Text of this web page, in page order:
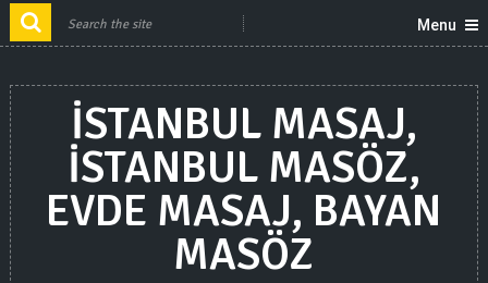
Menu
ISTANBUL MASAJ,
ISTANBUL MASÖZ,
EVDE MASAJ, BAYAN
MASÖZ